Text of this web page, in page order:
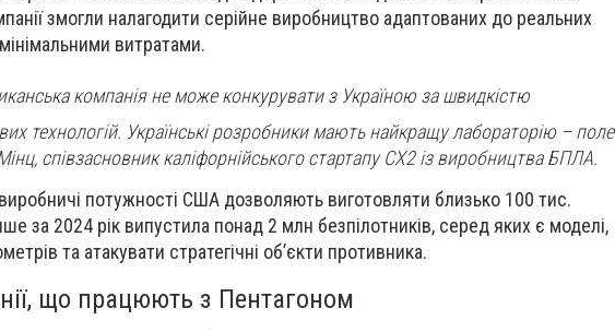
змогли налагодити серійне виробництво адаптованих до реальних
витратами.
компанія не може конкурувати з Україною за швидкістю
технологій. Українські розробники мають найкращу лабораторію – поле
співзасновник каліфорнійського стартапу CX2 із виробництва БПЛА.
потужності США дозволяють виготовляти близько 100 тис.
за 2024 рік випустила понад 2 млн безпілотників, серед яких є моделі,
та атакувати стратегічні об’єкти противника.
що працюють з Пентагоном